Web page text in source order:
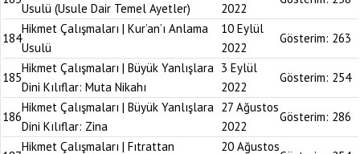
Usulü (Usule Dair Temel Ayetler)
2022
184
Hikmet Çalışmaları | Kur’an’ı Anlama
Usulü
10 Eylül
2022
Gösterim: 263
185
Hikmet Çalışmaları | Büyük Yanlışlara
Dini Kılıflar: Muta Nikahı
3 Eylül
2022
Gösterim: 254
186
Hikmet Çalışmaları | Büyük Yanlışlara
Dini Kılıflar: Zina
27 Ağustos
2022
Gösterim: 286
Hikmet Çalışmaları | Fıtrattan 20 Ağustos